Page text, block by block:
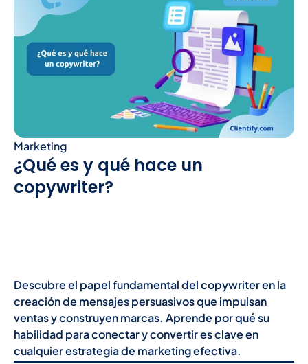
Marketing
¿Qué es y qué hace un
copywriter?
Descubre el papel fundamental del copywriter en la
creación de mensajes persuasivos que impulsan
ventas y construyen marcas. Aprende por qué su
habilidad para conectar y convertir es clave en
cualquier estrategia de marketing efectiva.